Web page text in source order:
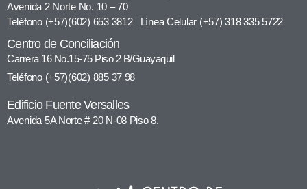
Avenida 2 Norte No. 10 – 70
Teléfono (+57)(602) 653 3812 Línea Celular (+57) 318 335 5722
Centro de Conciliación
Carrera 16 No.15-75 Piso 2 B/Guayaquil
Teléfono (+57)(602) 885 37 98
Edificio Fuente Versalles
Avenida 5A Norte # 20 N-08 Piso 8.